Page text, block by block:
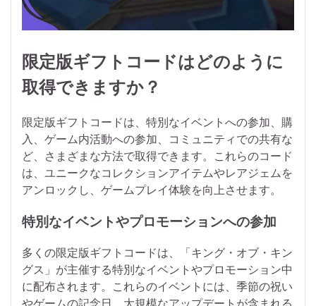
限定版ギフトコードはどのように
取得できますか？
限定版ギフトコードは、特別なイベントへの参加、購
入、ゲーム内活動への参加、コミュニティでの共有な
ど、さまざまな方法で取得できます。これらのコード
は、ユニークなコレクションアイテムやレアジェムを
アンロックし、ゲームプレイ体験を向上させます。
特別なイベントやプロモーションへの参加
多くの限定版ギフトコードは、「キング・オブ・キン
グス」が主催する特別なイベントやプロモーション中
に配布されます。これらのイベントには、季節の祝い